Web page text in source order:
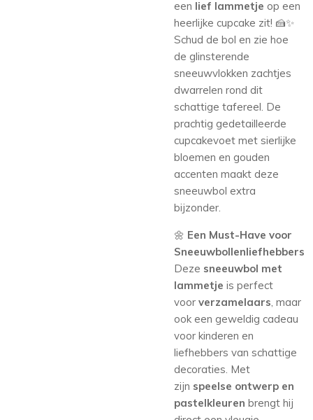
een lief lammetje op een
heerlijke cupcake zit! 🍰✨
Schud de bol en zie hoe
de glinsterende
sneeuwvlokken zachtjes
dwarrelen rond dit
schattige tafereel. De
prachtig gedetailleerde
cupcakevoet met sierlijke
bloemen en gouden
accenten maakt deze
sneeuwbol extra
bijzonder.
🌼 Een Must-Have voor
Sneeuwbollenliefhebbers
Deze sneeuwbol met
lammetje is perfect
voor verzamelaars, maar
ook een geweldig cadeau
voor kinderen en
liefhebbers van schattige
decoraties. Met
zijn speelse ontwerp en
pastelkleuren brengt hij